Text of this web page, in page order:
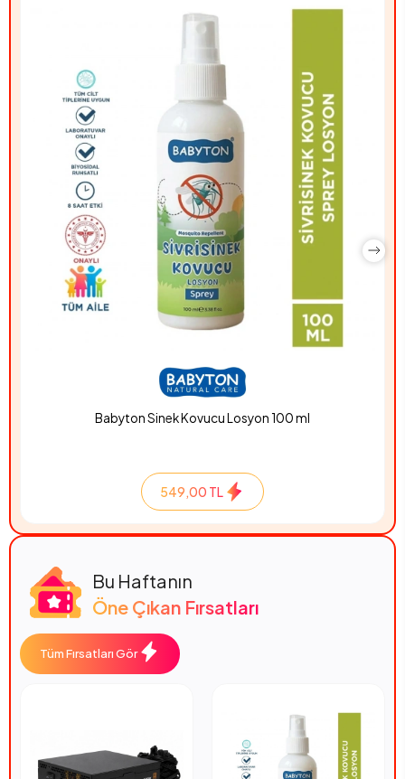
Babyton Sinek Kovucu Losyon 100 ml
549,00 TL
Bu Haftanın
Öne Çıkan Fırsatları
Tüm Fırsatları Gör